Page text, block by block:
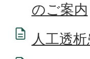
のご案内
人工透